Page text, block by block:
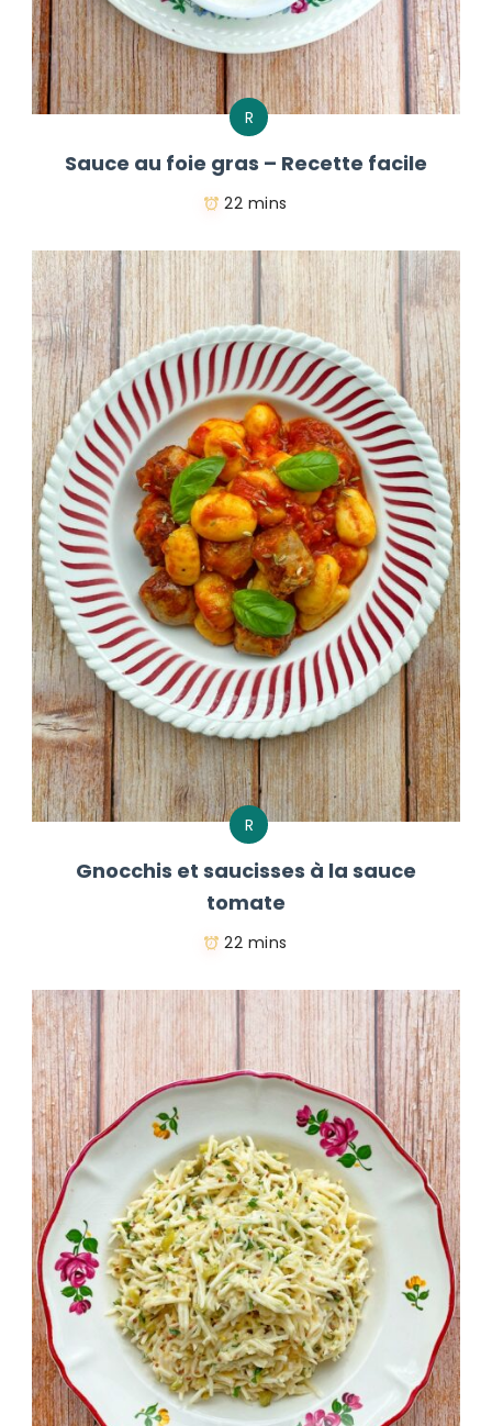
R
Sauce au foie gras – Recette facile
22 mins
R
Gnocchis et saucisses à la sauce
tomate
22 mins